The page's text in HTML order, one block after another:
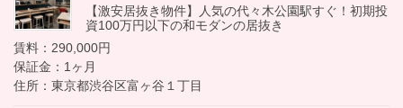
【激安居抜き物件】人気の代々木公園駅すぐ！初期投
資100万円以下の和モダンの居抜き
賃料：290,000円
保証金：1ヶ月
住所：東京都渋谷区富ヶ谷１丁目